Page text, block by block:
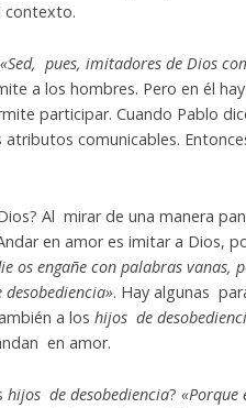
contexto.
«Sed, pues, imitadores de Dios
a los hombres. Pero en él
participar. Cuando Pablo
atributos comunicables.
Al mirar de una manera
en amor es imitar a Dios,
os engañe con palabras vanas,
. Hay algunas
a los hijos de
en amor.
hijos de desobediencia?